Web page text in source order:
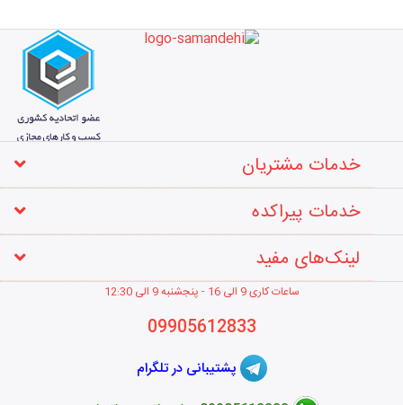
خدمات مشتریان
خدمات پیراکده
لینک‌های مفید
ساعات کاری 9 الی 16 - پنجشنبه 9 الی 12 :30
09905612833
پشتیبانی در تلگرام